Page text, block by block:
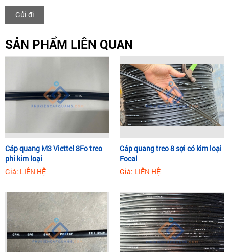
Gửi đi
SẢN PHẨM LIÊN QUAN
Cáp quang M3 Viettel 8Fo treo
phi kim loại
Giá: LIÊN HỆ
Cáp quang treo 8 sợi có kim loại
Focal
Giá: LIÊN HỆ